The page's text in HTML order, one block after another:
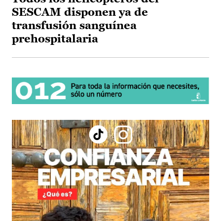
SESCAM disponen ya de
transfusión sanguínea
prehospitalaria